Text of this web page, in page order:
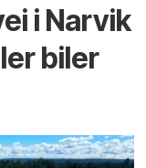
i Narvik
biler